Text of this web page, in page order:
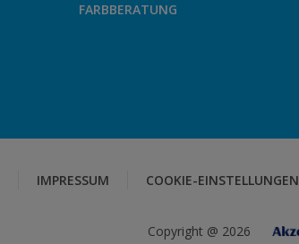
FARBBERATUNG
IMPRESSUM COOKIE-EINSTELLUNGEN
Copyright @ 2026